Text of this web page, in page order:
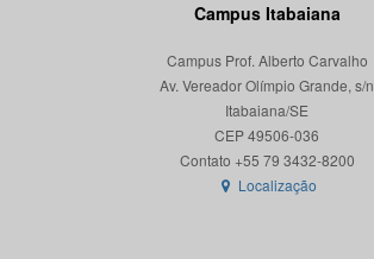
Campus Itabaiana
Campus Prof. Alberto Carvalho
Av. Vereador Olímpio Grande, s/n
Itabaiana/SE
CEP 49506-036
Localização